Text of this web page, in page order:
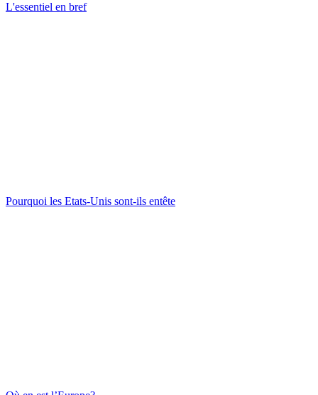
L'essentiel en bref
Pourquoi les Etats-Unis sont-ils entête